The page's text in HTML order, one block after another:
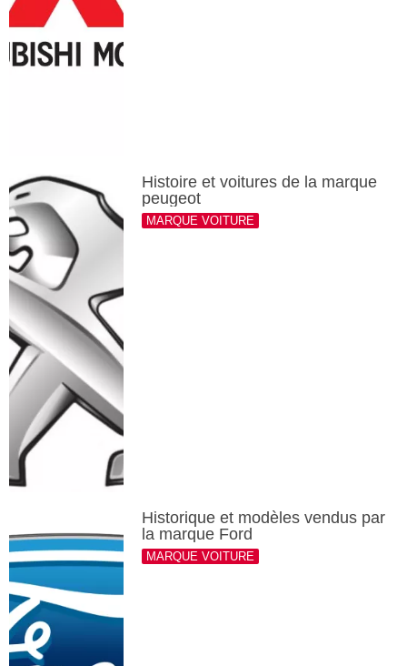
Histoire et voitures de la marque
peugeot
MARQUE VOITURE
Historique et modèles vendus par
la marque Ford
MARQUE VOITURE